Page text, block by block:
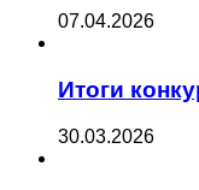
07.04.2026
Итоги
30.03.2026